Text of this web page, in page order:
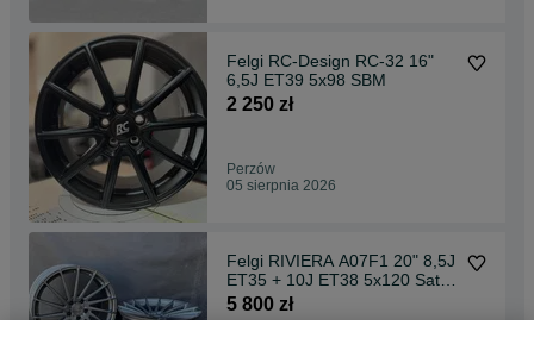
Felgi RC-Design RC-32 16"
6,5J ET39 5x98 SBM
2 250 zł
Perzów
05 sierpnia 2026
Felgi RIVIERA A07F1 20" 8,5J
ET35 + 10J ET38 5x120 Satin
Gunmetal
5 800 zł